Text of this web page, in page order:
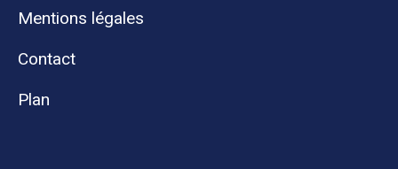
Mentions légales
Contact
Plan